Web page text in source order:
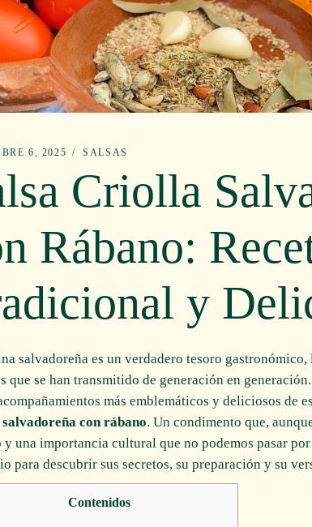
6, 2025 SALSAS
Criolla
Rábano:
y
salvadoreña es un verdadero tesoro
que se han transmitido de generación en
más emblemáticos y deliciosos de
con rábano. Un condimento que,
y una importancia cultural que no podemos pasar
para descubrir sus secretos, su preparación y su
Contenidos